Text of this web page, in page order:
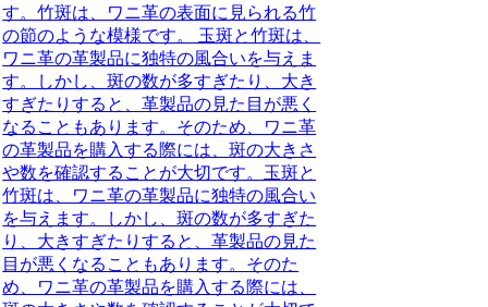
す。竹斑は、ワニ革の表面に見られる竹
の節のような模様です。 玉斑と竹斑は、
ワニ革の革製品に独特の風合いを与えま
す。しかし、斑の数が多すぎたり、大き
すぎたりすると、革製品の見た目が悪く
なることもあります。そのため、ワニ革
の革製品を購入する際には、斑の大きさ
や数を確認することが大切です。玉斑と
竹斑は、ワニ革の革製品に独特の風合い
を与えます。しかし、斑の数が多すぎた
り、大きすぎたりすると、革製品の見た
目が悪くなることもあります。そのた
め、ワニ革の革製品を購入する際には、